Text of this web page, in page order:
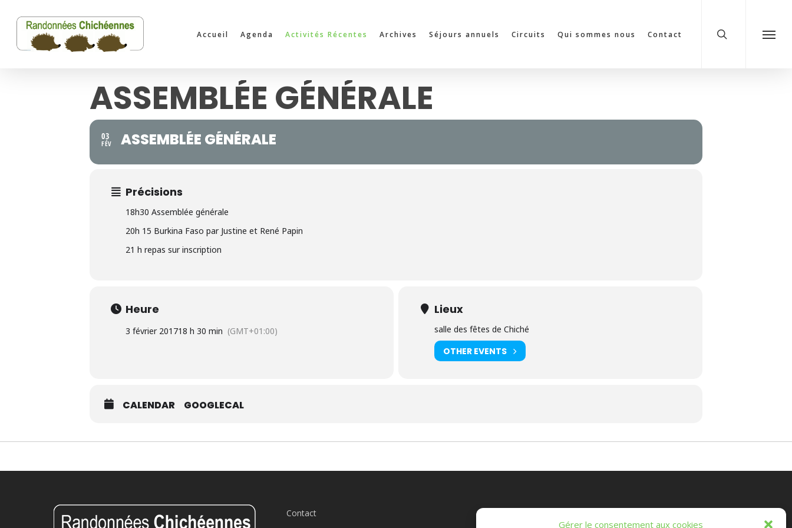
Gérer le consentement aux cookies
content
Accueil Agenda Activités Récentes Archives Séjours annuels Circuits Qui sommes nous Contact Menu
ASSEMBLÉE GÉNÉRALE
03
FÉV ASSEMBLÉE GÉNÉRALE
Précisions
18h30 Assemblée générale
20h 15 Burkina Faso par Justine et René Papin
21 h repas sur inscription
Heure
3 février 201718 h 30 min (GMT+01:00)
Lieux
salle des fêtes de Chiché
OTHER EVENTS
CALENDAR GOOGLECAL
Contact